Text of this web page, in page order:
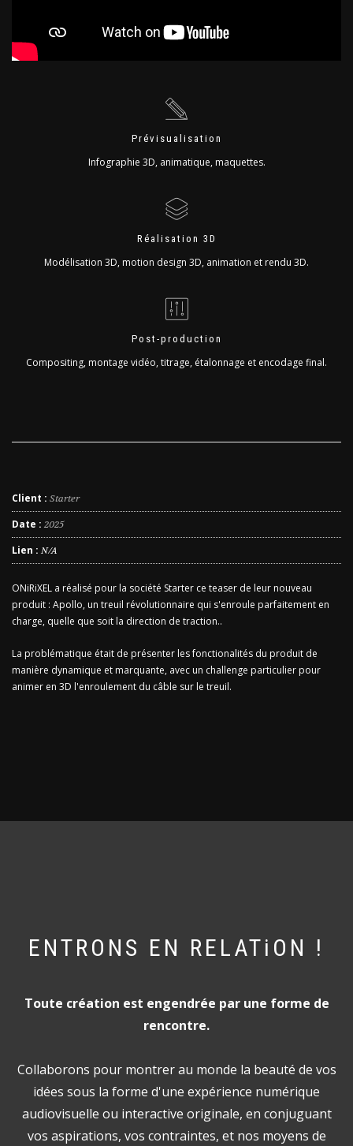
Prévisualisation
Infographie 3D, animatique, maquettes.
Réalisation 3D
Modélisation 3D, motion design 3D, animation et rendu 3D.
Post-production
Compositing, montage vidéo, titrage, étalonnage et encodage final.
Client : Starter
Date : 2025
Lien : N/A
ONiRiXEL a réalisé pour la société Starter ce teaser de leur nouveau
produit : Apollo, un treuil révolutionnaire qui s'enroule parfaitement en
charge, quelle que soit la direction de traction..
La problématique était de présenter les fonctionalités du produit de
manière dynamique et marquante, avec un challenge particulier pour
animer en 3D l'enroulement du câble sur le treuil.
ENTRONS EN RELATiON !
Toute création est engendrée par une forme de
rencontre.
Collaborons pour montrer au monde la beauté de vos
idées sous la forme d'une expérience numérique
audiovisuelle ou interactive originale, en conjuguant
vos aspirations, vos contraintes, et nos moyens de